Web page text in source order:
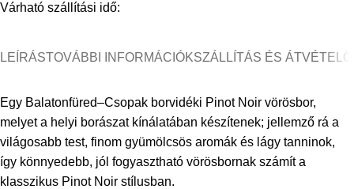
Várható szállítási idő:
LEÍRÁSTOVÁBBI INFORMÁCIÓKSZÁLLÍTÁS ÉS ÁTVÉTEL
Egy Balatonfüred–Csopak borvidéki Pinot Noir vörösbor,
melyet a helyi borászat kínálatában készítenek; jellemző rá a
világosabb test, finom gyümölcsös aromák és lágy tanninok,
így könnyedebb, jól fogyasztható vörösbornak számít a
klasszikus Pinot Noir stílusban.